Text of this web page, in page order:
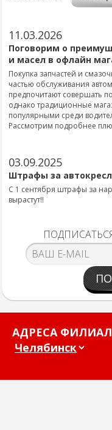
11.03.2026
Поговорим о
и масел в офлайн
Покупка запчастей и
частью обслуживания
предпочитают совершать
однако традиционные
популярными среди
Рассмотрим подробнее
03.09.2025
Штрафы за
С 1 сентября штрафы за
вырастут!!
АДРЕСА